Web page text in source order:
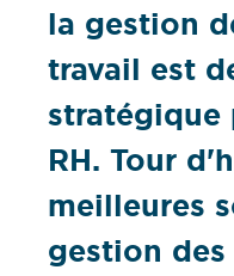
la gestion
travail est
stratégique
RH. Tour
meilleures
gestion